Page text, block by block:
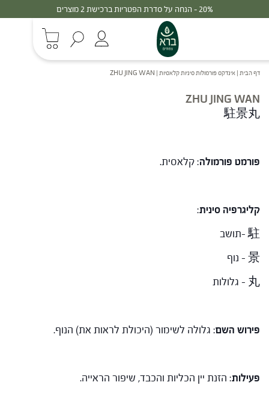
20% - הנחה על סדרת הפטריות ברכישת 2 מוצרים
דף הבית | אינדקס פורמולות סיניות קלאסיות |
ZHU JING WAN
ZHU JING WAN
駐景丸
פורמט פורמולה: קלאסית.
קליגרפיה סינית:
駐 –תושב
景 – נוף
丸 – גלולות
פירוש השם: גלולה לשימור (היכולת לראות את) הנוף.
פעילות: הזנת יין הכליות והכבד, שיפור הראייה.